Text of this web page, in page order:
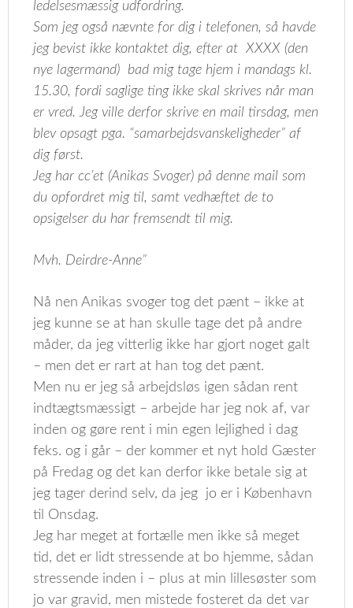
ledelsesmæssig udfordring.
Som jeg også nævnte for dig i telefonen, så havde
jeg bevist ikke kontaktet dig, efter at XXXX (den
nye lagermand) bad mig tage hjem i mandags kl.
15.30, fordi saglige ting ikke skal skrives når man
er vred. Jeg ville derfor skrive en mail tirsdag, men
blev opsagt pga. “samarbejdsvanskeligheder” af
dig først.
Jeg har cc’et (Anikas Svoger) på denne mail som
du opfordret mig til, samt vedhæftet de to
opsigelser du har fremsendt til mig.
Mvh. Deirdre-Anne”
Nå nen Anikas svoger tog det pænt – ikke at
jeg kunne se at han skulle tage det på andre
måder, da jeg vitterlig ikke har gjort noget galt
– men det er rart at han tog det pænt.
Men nu er jeg så arbejdsløs igen sådan rent
indtægtsmæssigt – arbejde har jeg nok af, var
inden og gøre rent i min egen lejlighed i dag
feks. og i går – der kommer et nyt hold Gæster
på Fredag og det kan derfor ikke betale sig at
jeg tager derind selv, da jeg jo er i København
til Onsdag.
Jeg har meget at fortælle men ikke så meget
tid, det er lidt stressende at bo hjemme, sådan
stressende inden i – plus at min lillesøster som
jo var gravid, men mistede fosteret da det var